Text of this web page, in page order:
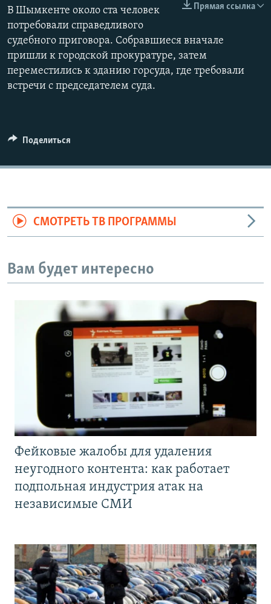
Прямая ссылка
В Шымкенте около ста человек
потребовали справедливого
судебного приговора. Собравшиеся вначале
пришли к городской прокуратуре, затем
переместились к зданию горсуда, где требовали
встречи с председателем суда.
Поделиться
СМОТРЕТЬ ТВ ПРОГРАММЫ
Вам будет интересно
Фейковые жалобы для удаления
неугодного контента: как работает
подпольная индустрия атак на
независимые СМИ